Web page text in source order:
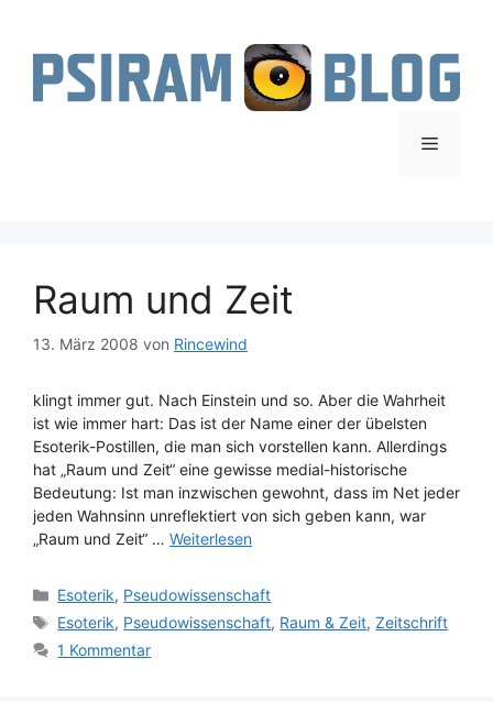
springen
Menü
Raum und Zeit
13. März 2008 von Rincewind
klingt immer gut. Nach Einstein und so. Aber die Wahrheit
ist wie immer hart: Das ist der Name einer der übelsten
Esoterik-Postillen, die man sich vorstellen kann. Allerdings
hat „Raum und Zeit“ eine gewisse medial-historische
Bedeutung: Ist man inzwischen gewohnt, dass im Net jeder
jeden Wahnsinn unreflektiert von sich geben kann, war
„Raum und Zeit“ … Weiterlesen
Kategorien
Esoterik, Pseudowissenschaft
Schlagwörter
Esoterik, Pseudowissenschaft, Raum & Zeit,Zeitschrift
1 Kommentar